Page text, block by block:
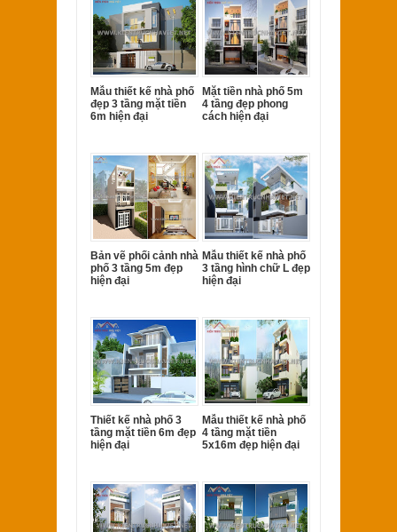
Mẫu thiết kế nhà phố
đẹp 3 tầng mặt tiền
6m hiện đại
Mặt tiền nhà phố 5m
4 tầng đẹp phong
cách hiện đại
Bản vẽ phối cảnh nhà
phố 3 tầng 5m đẹp
hiện đại
Mẫu thiết kế nhà phố
3 tầng hình chữ L đẹp
hiện đại
Thiết kế nhà phố 3
tầng mặt tiền 6m đẹp
hiện đại
Mẫu thiết kế nhà phố
4 tầng mặt tiền
5x16m đẹp hiện đại